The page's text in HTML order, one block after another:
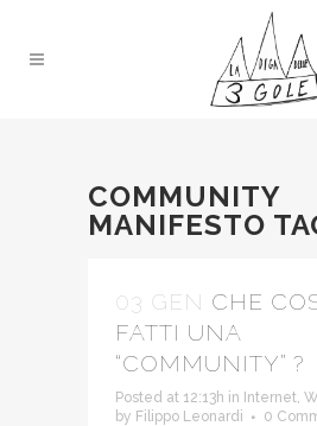
COMMUNITY
MANIFESTO
03 GEN CHE
FATTI UNA
“COMMUNITY” ?
Posted at 12:13h in Internet,
by Filippo Leonardi
0